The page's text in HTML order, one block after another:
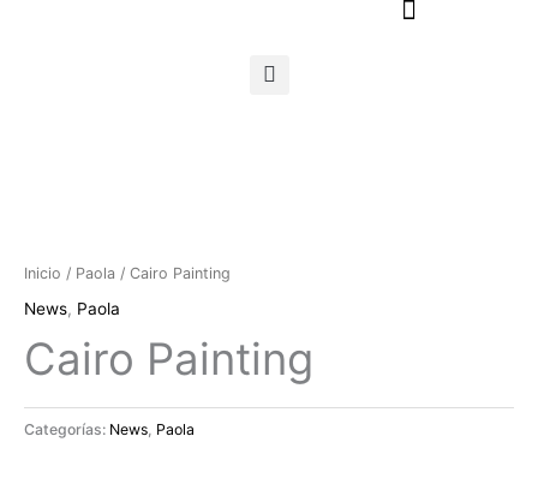
Inicio / Paola / Cairo Painting
News, Paola
Cairo Painting
Categorías: News Paola